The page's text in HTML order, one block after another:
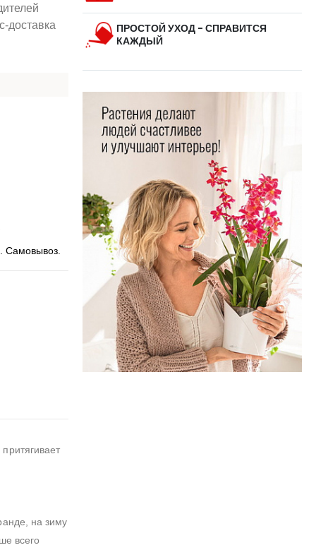
доставка
Самовывоз.
на зиму
всего
ПРОСТОЙ УХОД - СПРАВИТСЯ
КАЖДЫЙ